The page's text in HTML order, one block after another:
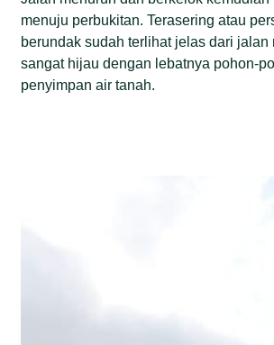
menuju perbukitan. Terasering atau
berundak sudah terlihat jelas dari jalan
sangat hijau dengan lebatnya pohon-
penyimpan air tanah.